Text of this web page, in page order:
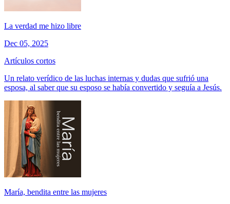
La verdad me hizo libre
Dec 05, 2025
Artículos cortos
Un relato verídico de las luchas internas y dudas que sufrió una
esposa, al saber que su esposo se había convertido y seguía a Jesús.
María, bendita entre las mujeres